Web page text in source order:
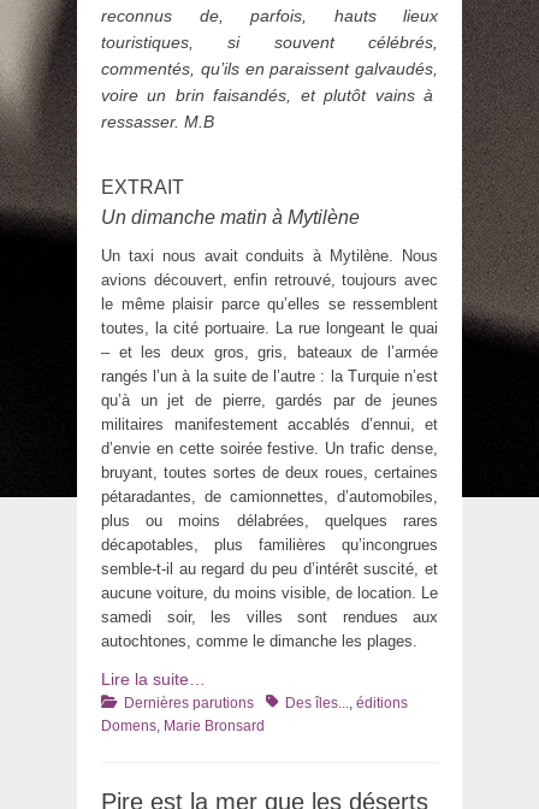
reconnus de, parfois, hauts lieux
touristiques, si souvent célébrés,
commentés, qu’ils en paraissent galvaudés,
voire un brin faisandés, et plutôt vains à
ressasser. M.B
EXTRAIT
Un dimanche matin à Mytilène
Un taxi nous avait conduits à Mytilène. Nous
avions découvert, enfin retrouvé, toujours avec
le même plaisir parce qu’elles se ressemblent
toutes, la cité portuaire. La rue longeant le quai
– et les deux gros, gris, bateaux de l’armée
rangés l’un à la suite de l’autre : la Turquie n’est
qu’à un jet de pierre, gardés par de jeunes
militaires manifestement accablés d’ennui, et
d’envie en cette soirée festive. Un trafic dense,
bruyant, toutes sortes de deux roues, certaines
pétaradantes, de camionnettes, d’automobiles,
plus ou moins délabrées, quelques rares
décapotables, plus familières qu’incongrues
semble-t-il au regard du peu d’intérêt suscité, et
aucune voiture, du moins visible, de location. Le
samedi soir, les villes sont rendues aux
autochtones, comme le dimanche les plages.
Lire la suite…
Catégories
Dernières parutions TagsDes îles...
éditions
Domens Marie Bronsard
Pire est la mer que les déserts